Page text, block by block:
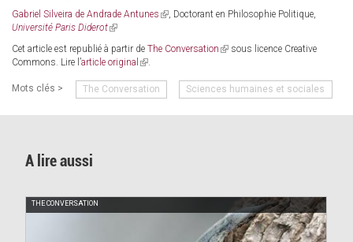
Gabriel Silveira de Andrade Antunes (link, Doctorant en Philosophie Politique,
Université Paris Diderot(link
external)
Cet article est republié à partir de The Conversation (linksous licence Creative
Commons. Lire l’article original (link
external)
.
Mots clés > The Conversation Sciences humaines et sociales
A lire aussi
THE CONVERSATION